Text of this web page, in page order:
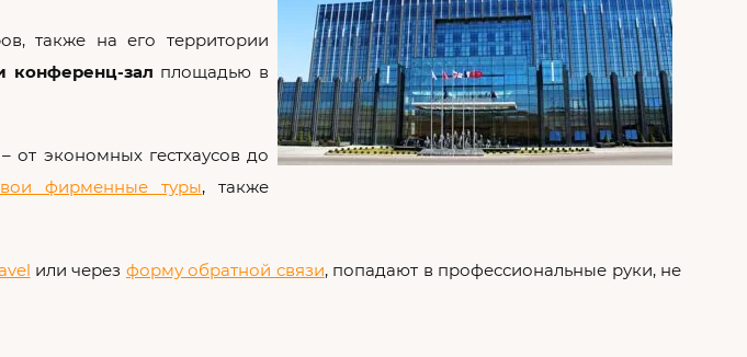
также на его территории
конференц-зал площадью в
от экономных гестхаусов до
фирменные туры, также
или через форму обратной связи, попадают в профессиональные руки, не